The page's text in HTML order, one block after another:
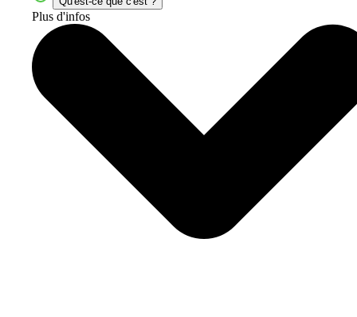
Plus d'infos